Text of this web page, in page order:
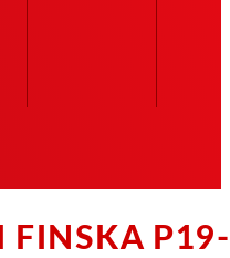
FINSKA P19-